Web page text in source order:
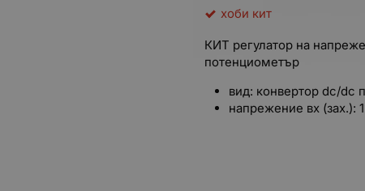
хоби кит
КИТ регулатор на
потенциометър
вид: конвертор dc/dc
напрежение вх (зах.):